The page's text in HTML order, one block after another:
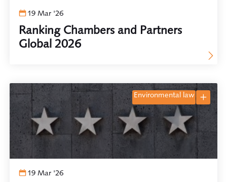
19 Mar '26
Ranking Chambers and Partners
Global 2026
19 Mar '26
environmental law